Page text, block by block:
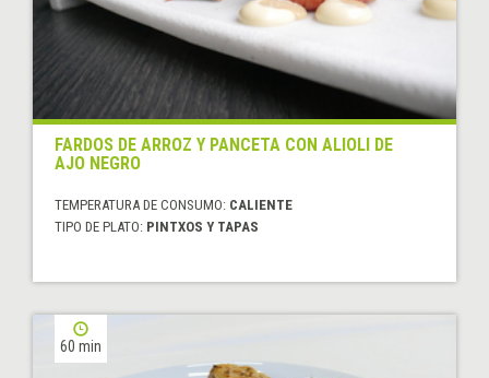
FARDOS DE ARROZ Y PANCETA CON ALIOLI DE
AJO NEGRO
TEMPERATURA DE CONSUMO: CALIENTE
TIPO DE PLATO: PINTXOS Y TAPAS
60 min